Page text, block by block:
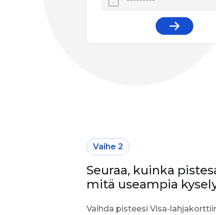
Vaihe 2
Seuraa, kuinka
mitä useampia
Vaihda pisteesi Visa-